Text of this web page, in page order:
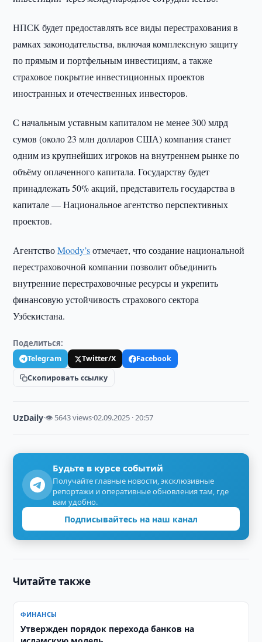
НПСК будет предоставлять все виды перестрахования в
рамках законодательства, включая комплексную защиту
по прямым и портфельным инвестициям, а также
страховое покрытие инвестиционных проектов
иностранных и отечественных инвесторов.
С начальным уставным капиталом не менее 300 млрд
сумов (около 23 млн долларов США) компания станет
одним из крупнейших игроков на внутреннем рынке по
объёму оплаченного капитала. Государству будет
принадлежать 50% акций, представитель государства в
капитале — Национальное агентство перспективных
проектов.
АгентствоMoody’sотмечает, что создание национальной
перестраховочной компании позволит объединить
внутренние перестраховочные ресурсы и укрепить
финансовую устойчивость страхового сектора
Узбекистана.
Поделиться:
Telegram Twitter/X
Facebook
Скопировать ссылку
UzDaily·👁 5643 views·02.09.2025 · 20:57
Будьте в курсе событий
Получайте главные новости, эксклюзивные
репортажи и оперативные обновления там, где
вам удобно.
Подписывайтесь на наш канал
Читайте также
ФИНАНСЫ
Утвержден порядок перехода банков на